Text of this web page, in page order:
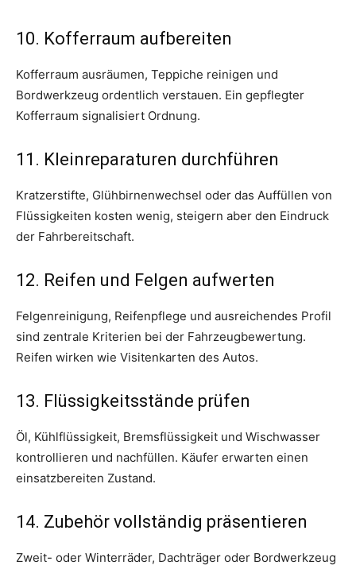
10. Kofferraum aufbereiten
Kofferraum ausräumen, Teppiche reinigen und
Bordwerkzeug ordentlich verstauen. Ein gepflegter
Kofferraum signalisiert Ordnung.
11. Kleinreparaturen durchführen
Kratzerstifte, Glühbirnenwechsel oder das Auffüllen von
Flüssigkeiten kosten wenig, steigern aber den Eindruck
der Fahrbereitschaft.
12. Reifen und Felgen aufwerten
Felgenreinigung, Reifenpflege und ausreichendes Profil
sind zentrale Kriterien bei der Fahrzeugbewertung.
Reifen wirken wie Visitenkarten des Autos.
13. Flüssigkeitsstände prüfen
Öl, Kühlflüssigkeit, Bremsflüssigkeit und Wischwasser
kontrollieren und nachfüllen. Käufer erwarten einen
einsatzbereiten Zustand.
14. Zubehör vollständig präsentieren
Zweit- oder Winterräder, Dachträger oder Bordwerkzeug